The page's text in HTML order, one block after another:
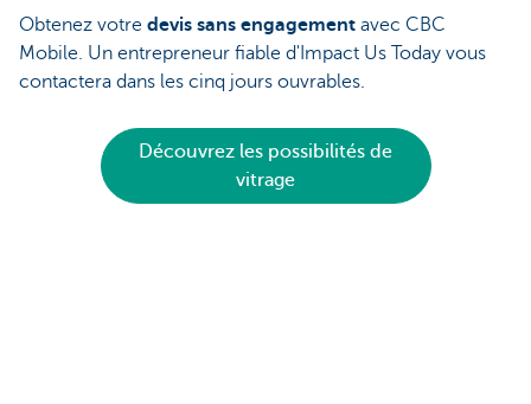
Obtenez votre devis sans engagement avec CBC
Mobile. Un entrepreneur fiable d'Impact Us Today vous
contactera dans les cinq jours ouvrables.
Découvrez les possibilités de
vitrage